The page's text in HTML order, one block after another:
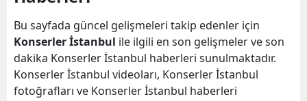
Bu sayfada güncel gelişmeleri takip edenler için
Konserler İstanbul ile ilgili en son gelişmeler ve son
dakika Konserler İstanbul haberleri sunulmaktadır.
Konserler İstanbul videoları, Konserler İstanbul
fotoğrafları ve Konserler İstanbul haberleri